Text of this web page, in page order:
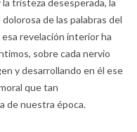
la tristeza desesperada, la
de las palabras del
esa revelación interior ha
sobre cada nervio
y desarrollando en él ese
que tan
de nuestra época.